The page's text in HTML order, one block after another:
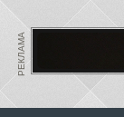
РЕКЛАМА